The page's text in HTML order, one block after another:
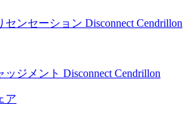
センセーション Disconnect Cendrillon
ッジメント Disconnect Cendrillon
ア